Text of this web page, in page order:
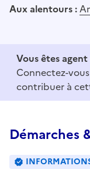
Aux alentours :
Vous êtes
Connectez-
contribuer à
Démarches